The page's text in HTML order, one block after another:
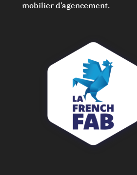
mobilier d’agencement.